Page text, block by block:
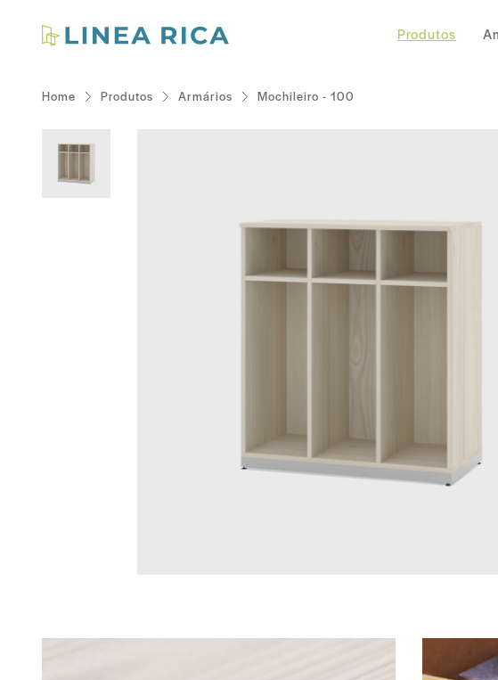
Produtos
Home Produtos Armários Mochileiro - 100